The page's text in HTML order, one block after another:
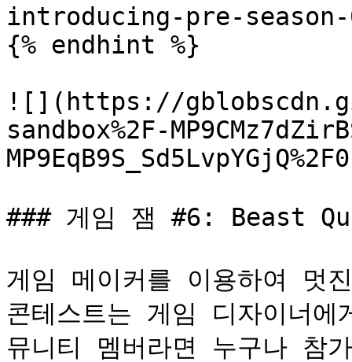
introducing-pre-season-
{% endhint %}
![](https://
sandbox%2F-
### 게임 잼 #6: Beast
게임 메이커를 이용하여 멋
콘테스트는 게임 디자이너
뮤니티 멤버라면 누구나 참